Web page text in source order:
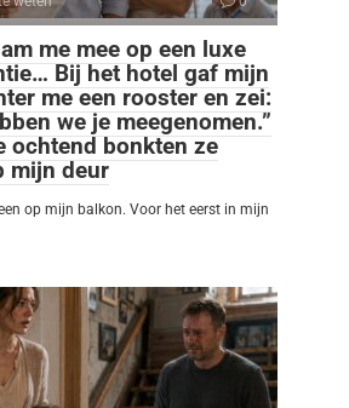
me mee op een luxe
Bij het hotel gaf mijn
me een rooster en zei:
we je meegenomen.”
ochtend bonkten ze
mijn deur
op mijn balkon. Voor het eerst in mijn